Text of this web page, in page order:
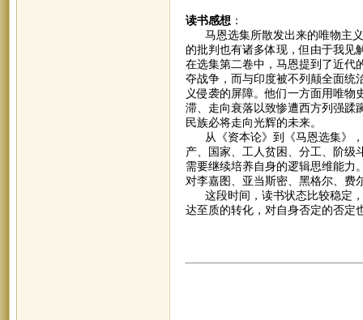
读书感想 ：
马恩选集所散发出来的唯物主义
的批判也有诸多体现，但由于我见
在选集第二卷中，马恩提到了近代
夺战争，而与印度被不列颠全面统
义侵袭的屏障。他们一方面用唯
滞、走向衰落以致惨遭西方列强蹂
民族必将走向光辉的未来。
从《资本论》到《马恩选集》，
产、国家、工人贫困、分工、阶级
需要继续培养自身的逻辑思维能力
对李嘉图、亚当斯密、黑格尔、费
这段时间，读书状态比较稳定，
达至质的转化，对自身否定的否定